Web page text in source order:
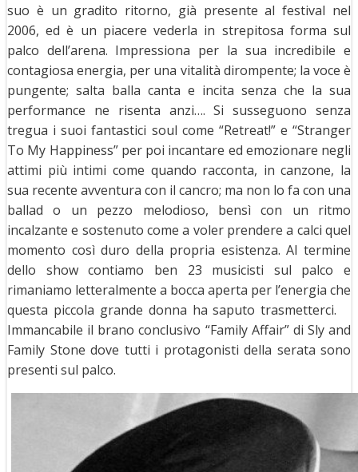
suo è un gradito ritorno, già presente al festival nel
2006, ed è un piacere vederla in strepitosa forma sul
palco dell’arena. Impressiona per la sua incredibile e
contagiosa energia, per una vitalità dirompente; la voce è
pungente; salta balla canta e incita senza che la sua
performance ne risenta anzi…. Si susseguono senza
tregua i suoi fantastici soul come “Retreat!” e “Stranger
To My Happiness” per poi incantare ed emozionare negli
attimi più intimi come quando racconta, in canzone, la
sua recente avventura con il cancro; ma non lo fa con una
ballad o un pezzo melodioso, bensì con un ritmo
incalzante e sostenuto come a voler prendere a calci quel
momento così duro della propria esistenza. Al termine
dello show contiamo ben 23 musicisti sul palco e
rimaniamo letteralmente a bocca aperta per l’energia che
questa piccola grande donna ha saputo trasmetterci.
Immancabile il brano conclusivo “Family Affair” di Sly and
Family Stone dove tutti i protagonisti della serata sono
presenti sul palco.